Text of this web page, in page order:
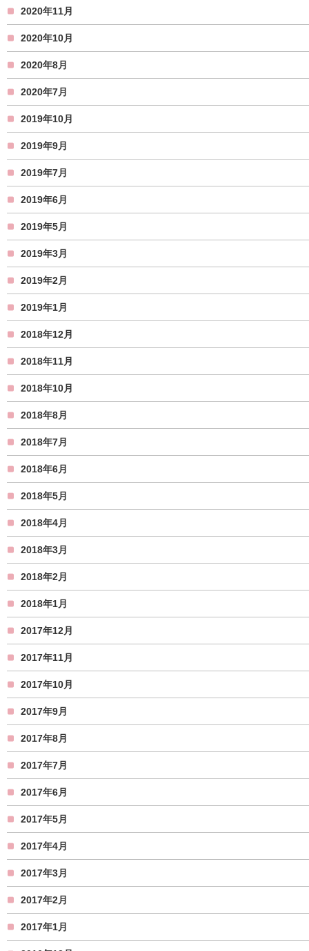
2020年11月
2020年10月
2020年8月
2020年7月
2019年10月
2019年9月
2019年7月
2019年6月
2019年5月
2019年3月
2019年2月
2019年1月
2018年12月
2018年11月
2018年10月
2018年8月
2018年7月
2018年6月
2018年5月
2018年4月
2018年3月
2018年2月
2018年1月
2017年12月
2017年11月
2017年10月
2017年9月
2017年8月
2017年7月
2017年6月
2017年5月
2017年4月
2017年3月
2017年2月
2017年1月